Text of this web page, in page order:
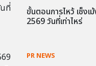
ขั้นตอนการไหว้ เช็งเ
2569 วันที่เท่าไหร่
PR NEWS